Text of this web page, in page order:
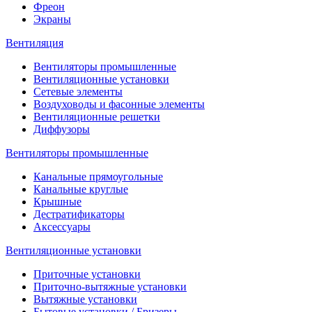
Фреон
Экраны
Вентиляция
Вентиляторы промышленные
Вентиляционные установки
Сетевые элементы
Воздуховоды и фасонные элементы
Вентиляционные решетки
Диффузоры
Вентиляторы промышленные
Канальные прямоугольные
Канальные круглые
Крышные
Дестратификаторы
Аксессуары
Вентиляционные установки
Приточные установки
Приточно-вытяжные установки
Вытяжные установки